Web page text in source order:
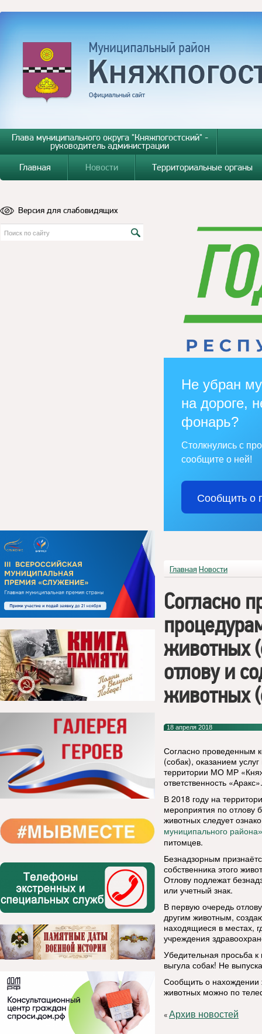
Глава муниципального округа "Княжпогостский" -
руководитель администрации
Главная
Новости Территориальные органы
Версия для слабовидящих
Не убран
на дороге,
фонарь?
Столкнулись с
сообщите о ней!
Сообщить о
Главная Новости
Согласно
животных
отлову и
животных
18 апреля 2018
Согласно проведенным
(собак), оказанием
территории МО МР
ответственность «Аракс».
В 2018 году на
мероприятия по отлову
животных следует
муниципального района»
питомцев.
Безнадзорным
собственника этого
Отлову подлежат
или учетный знак.
В первую очередь
другим животным,
находящиеся в местах,
учреждения
Убедительная просьба
выгула собак! Не
Сообщить о нахождении
животных можно по
«Архив новостей